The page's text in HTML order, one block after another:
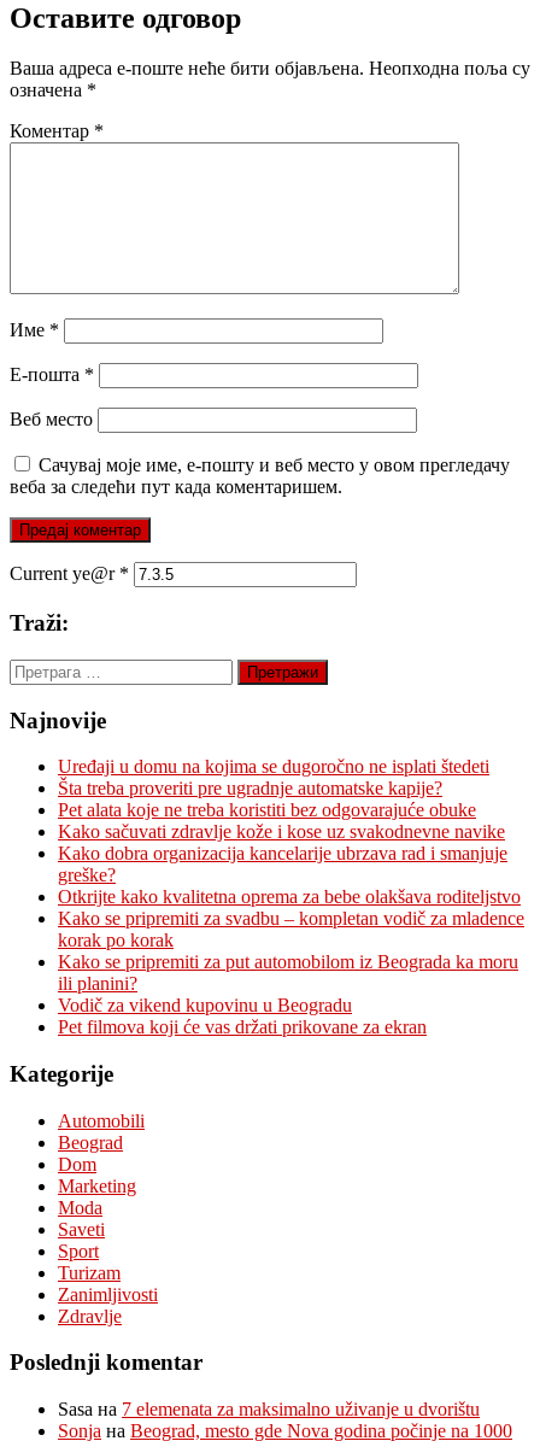
Оставите одговор
Ваша адреса е-поште неће бити објављена. Неопходна поља су
означена *
Коментар *
Име *
Е-пошта *
Веб место
Сачувај моје име, е-пошту и веб место у овом прегледачу
веба за следећи пут када коментаришем.
Current ye@r *
Traži:
Претрага
за:
Najnovije
Uređaji u domu na kojima se dugoročno ne isplati štedeti
Šta treba proveriti pre ugradnje automatske kapije?
Pet alata koje ne treba koristiti bez odgovarajuće obuke
Kako sačuvati zdravlje kože i kose uz svakodnevne navike
Kako dobra organizacija kancelarije ubrzava rad i smanjuje
greške?
Otkrijte kako kvalitetna oprema za bebe olakšava roditeljstvo
Kako se pripremiti za svadbu – kompletan vodič za mladence
korak po korak
Kako se pripremiti za put automobilom iz Beograda ka moru
ili planini?
Vodič za vikend kupovinu u Beogradu
Pet filmova koji će vas držati prikovane za ekran
Kategorije
Automobili
Beograd
Dom
Marketing
Moda
Saveti
Sport
Turizam
Zanimljivosti
Zdravlje
Poslednji komentar
Sasa на 7 elemenata za maksimalno uživanje u dvorištu
Sonja на Beograd, mesto gde Nova godina počinje na 1000